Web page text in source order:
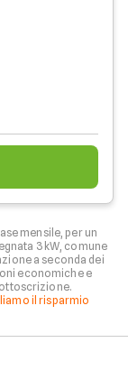
mensile, per un
3 kW, comune
a seconda dei
economiche e
il risparmio